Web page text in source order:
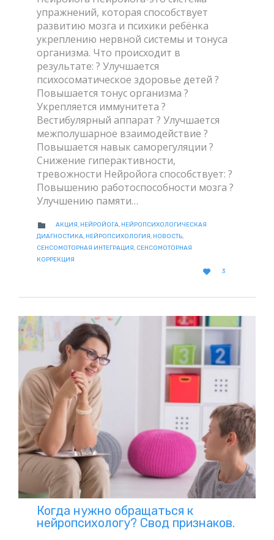
упражнений, которая способствует
развитию мозга и психики ребёнка
укреплению нервной системы и тонуса
организма. Что происходит в
результате: ? Улучшается
психосоматическое здоровье детей ?
Повышается тонус организма ?
Укрепляется иммунитета ?
Вестибулярный аппарат ? Улучшается
межполушарное взаимодействие ?
Повышается навык саморегуляции ?
Снижение гиперактивности,
тревожности Нейройога способствует: ?
Повышению работоспособности мозга ?
Улучшению памяти…
 CATEGORY
АКЦИЯ, НЕЙРОЙОГА, НЕЙРОПСИХОЛОГИЧЕСКАЯ
ДИАГНОСТИКА, НЕЙРОПСИХОЛОГИЯ, НОВОСТЬ,
СЕНСОМОТОРНАЯ ИНТЕГРАЦИЯ, СЕНСОМОТОРНАЯ
КОРРЕКЦИЯ

LOVE
3
Когда нужно обращаться к
нейропсихологу? Свод признаков.